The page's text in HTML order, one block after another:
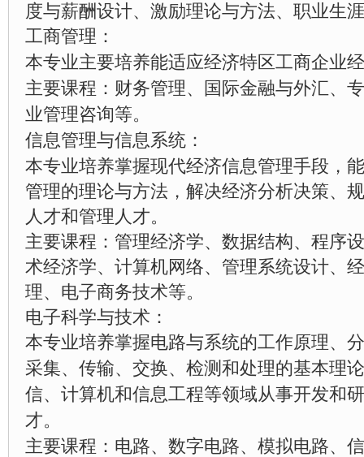
度与薪酬设计、激励理论与方法、职业生
工商管理：
本专业主要培养能适应经济特区工商企业
主要课程：财务管理、国际金融与外汇、
业管理咨询等。
信息管理与信息系统：
本专业培养掌握现代经济信息管理手段，
管理的理论与方法，解决经济分析决策、
人才和管理人才。
主要课程：管理经济学、数据结构、程序
术经济学、计算机网络、管理系统设计、
理、电子商务技术等。
电子科学与技术：
本专业培养掌握电路与系统的工作原理、
采集、传输、交换、检测和处理的基本理
信、计算机和信息工程等领域从事开发和
才。
主要课程：电路、数字电路、模拟电路、